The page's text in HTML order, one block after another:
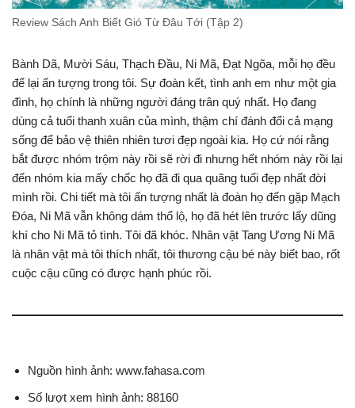
Review Sách Anh Biết Gió Từ Đâu Tới (Tập 2)
Bành Dã, Mười Sáu, Thạch Đầu, Ni Mã, Đạt Ngõa, mỗi họ đều
để lại ấn tượng trong tôi. Sự đoàn kết, tình anh em như một gia
đình, họ chính là những người đáng trân quý nhất. Họ đang
dùng cả tuổi thanh xuân của mình, thậm chí đánh đổi cả mạng
sống để bảo vệ thiên nhiên tươi đẹp ngoài kia. Họ cứ nói rằng
bắt được nhóm trộm này rồi sẽ rời đi nhưng hết nhóm này rồi lại
đến nhóm kia mấy chốc họ đã đi qua quãng tuổi đẹp nhất đời
mình rồi. Chi tiết mà tôi ấn tượng nhất là đoàn họ đến gặp Mạch
Đóa, Ni Mã vẫn không dám thổ lộ, họ đã hét lên trước lấy dũng
khí cho Ni Mã tỏ tình. Tôi đã khóc. Nhân vật Tang Ương Ni Mã
là nhân vật mà tôi thích nhất, tôi thương cậu bé này biết bao, rốt
cuộc cậu cũng có được hạnh phúc rồi.
Nguồn hình ảnh: www.fahasa.com
Số lượt xem hình ảnh: 88160